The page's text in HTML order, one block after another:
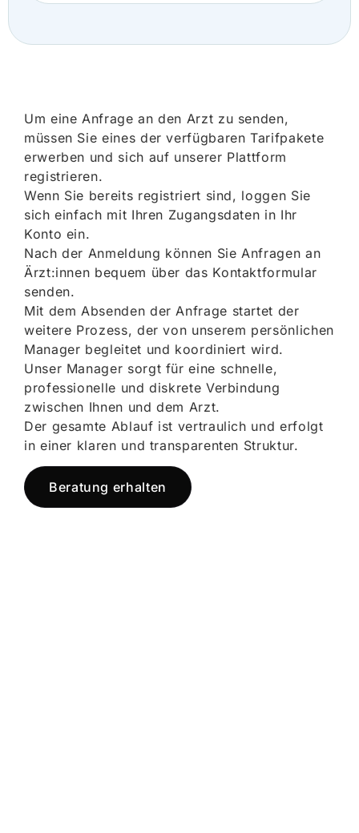
Um eine Anfrage an den Arzt zu senden,
müssen Sie eines der verfügbaren Tarifpakete
erwerben und sich auf unserer Plattform
registrieren.
Wenn Sie bereits registriert sind, loggen Sie
sich einfach mit Ihren Zugangsdaten in Ihr
Konto ein.
Nach der Anmeldung können Sie Anfragen an
Ärzt:innen bequem über das Kontaktformular
senden.
Mit dem Absenden der Anfrage startet der
weitere Prozess, der von unserem persönlichen
Manager begleitet und koordiniert wird.
Unser Manager sorgt für eine schnelle,
professionelle und diskrete Verbindung
zwischen Ihnen und dem Arzt.
Der gesamte Ablauf ist vertraulich und erfolgt
in einer klaren und transparenten Struktur.
Beratung erhalten